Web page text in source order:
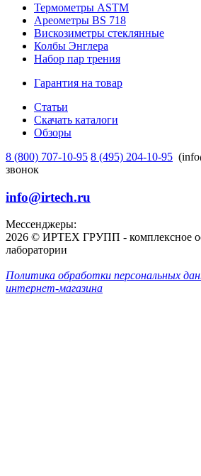
Термометры ASTM
Ареометры BS 718
Вискозиметры стеклянные
Колбы Энглера
Набор пар трения
Гарантия на товар
Статьи
Скачать каталоги
Обзоры
8 (800) 707-10-95 8 (495) 204-10-95
звонок
info@irtech.ru
Мессенджеры:
2026 © ИРТЕХ ГРУПП - комплексное
лаборатории
Политика обработки персональных
интернет-магазина